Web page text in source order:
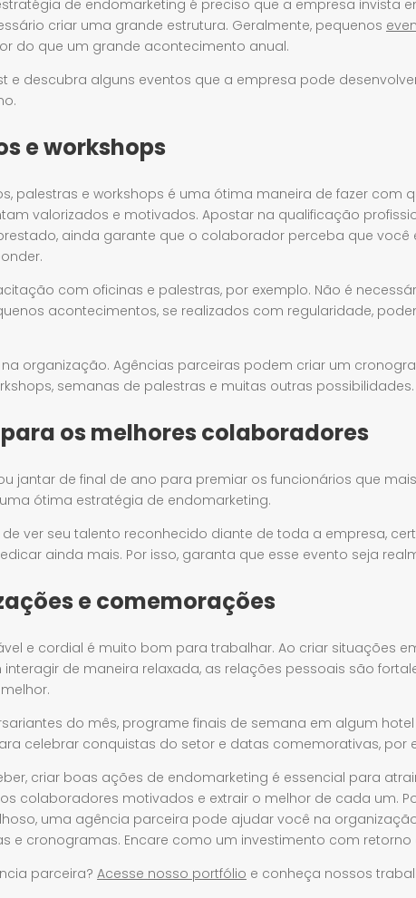
de endomarketing é preciso que a empresa invista
criar uma grande estrutura. Geralmente, pequenos
do que um grande acontecimento anual.
e descubra alguns eventos que a empresa pode
e workshops
palestras e workshops é uma ótima maneira de fazer com
valorizados e motivados. Apostar na qualificação
ainda garante que o colaborador perceba que você
com oficinas e palestras, por exemplo. Não é
acontecimentos, se realizados com regularidade,
organização. Agências parceiras podem criar um
semanas de palestras e muitas outras possibilidades.
os melhores colaboradores
jantar de final de ano para premiar os funcionários que
ótima estratégia de endomarketing.
ver seu talento reconhecido diante de toda a empresa,
ainda mais. Por isso, garanta que esse evento seja
e comemorações
e cordial é muito bom para trabalhar. Ao criar situações
de maneira relaxada, as relações pessoais são
do mês, programe finais de semana em algum
celebrar conquistas do setor e datas comemorativas, por
criar boas ações de endomarketing é essencial para
colaboradores motivados e extrair o melhor de cada um.
uma agência parceira pode ajudar você na
e cronogramas. Encare como um investimento com retorno
parceira? Acesse nosso portfólio e conheça nossos